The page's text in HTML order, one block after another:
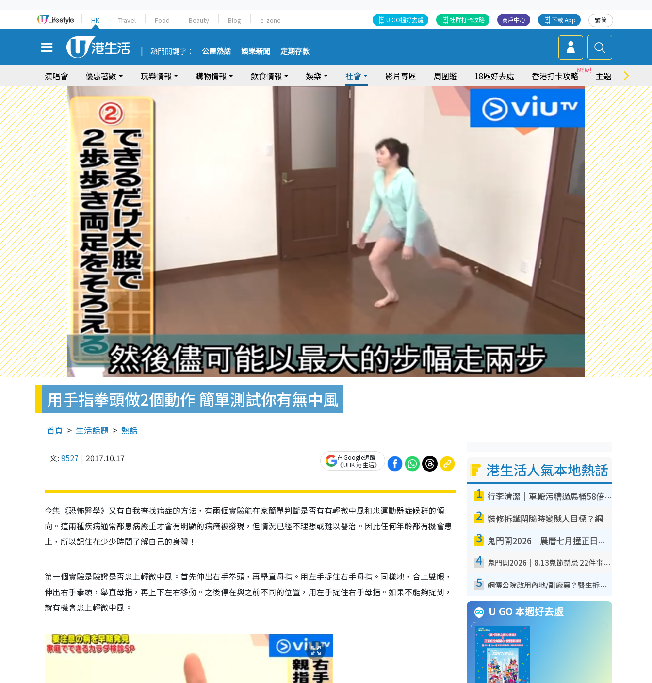
HK Travel Food Beauty Blog e-zone 繁简
下載 App
商戶中心
社群打卡攻略
U GO搵好去處
熱門關鍵字： 公屋熱話 娛樂新聞 定期存款
演唱會 優惠著數 玩樂情報 購物情報 飲食情報 娛樂 社會 影片專區 周圍遊 18區好去處 香港打卡攻略 主題特集
用手指拳頭做2個動作 簡單測試你有無中風
首頁 生活話題 熱話
文: 9527 2017.10.17
在Google追蹤
《UHK 港生活》
今集《恐怖醫學》又有自我查找病症的方法，有兩個實驗能在家簡單判斷是否有有輕微中風和患運動器症候群的傾
向。這兩種疾病通常都患病嚴重才會有明顯的病癥被發現，但情況已經不理想或難以醫治。因此任何年齡都有機會患
上，所以記住花少少時間了解自己的身體！
第一個實驗是驗證是否患上輕微中風。首先伸出右手拳頭，再舉直母指。用左手捉住右手母指。同樣地，合上雙眼，
伸出右手拳頭，舉直母指，再上下左右移動。之後停在與之前不同的位置，用左手捉住右手母指。如果不能夠捉到，
就有機會患上輕微中風。
港生活人氣本地熱話
1 行李清潔｜車轆污糟過馬桶58倍！專家警告忌用酒精抹 教1招免污手除菌
2 裝修拆鐵閘隨時變賊人目標？網民揭2大關鍵用途：裝新式等於白裝？附新舊鐵閘分別
3 鬼門開2026｜農曆七月撞正日全食特別邪？專家警告切忌做一事！揭4大禁忌+2招保平安
4 鬼門開2026｜8.13鬼節禁忌 22件事唔做得！燒肉、刺身要少食？半夜勿吹口哨/打呢個電話
5 網傳公院改用內地/副廠藥？醫生拆解正副廠分別 揭4類人換藥隨時出事
U GO 本週好去處